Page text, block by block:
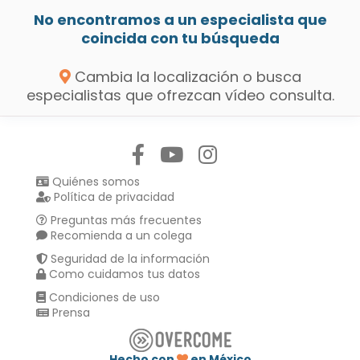
No encontramos a un especialista que
coincida con tu búsqueda
Cambia la localización o busca
especialistas que ofrezcan vídeo consulta.
Quiénes somos
Política de privacidad
Preguntas más frecuentes
Recomienda a un colega
Seguridad de la información
Como cuidamos tus datos
Condiciones de uso
Prensa